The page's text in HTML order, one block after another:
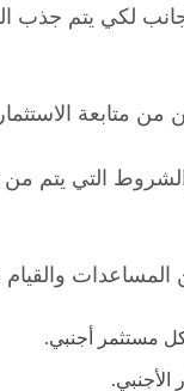
لكي يتم جذب
متابعة
التي يتم من
والقيام
مستثمر أجنبي.
الأجنبي.